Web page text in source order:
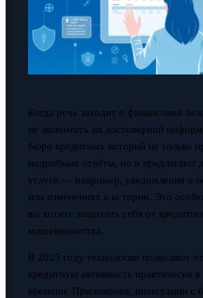
Когда речь заходит о финансовой
не экономить на достоверной
бюро кредитных историй не только
подробные отчёты, но и предлагают
услуги — например, уведомления о
или изменениях в истории. Это
вы хотите защитить себя от
мошенничества.
В 2025 году технологии позволяют
кредитную активность практически
времени. Приложения, интеграции с